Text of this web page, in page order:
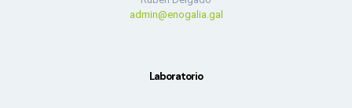
admin@enogalia.gal
Laboratorio